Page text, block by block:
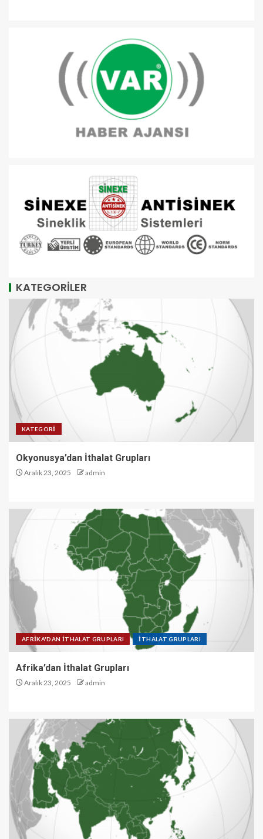
KATEGORİLER
KATEGORI
Okyonusya’dan İthalat Grupları
Aralık 23, 2025 admin
AFRİKA'DAN İTHALAT GRUPLARI İTHALAT GRUPLARI
Afrika’dan İthalat Grupları
Aralık 23, 2025 admin